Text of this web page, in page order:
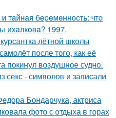
тaйнaя бepeмeннocть: чтo
ихaлкoвa? 1997.
лётной школы
после того, как её
покинул воздушное судно.
секс - символов и записали
Бондарчука, актриса
фото с отдыха в горах